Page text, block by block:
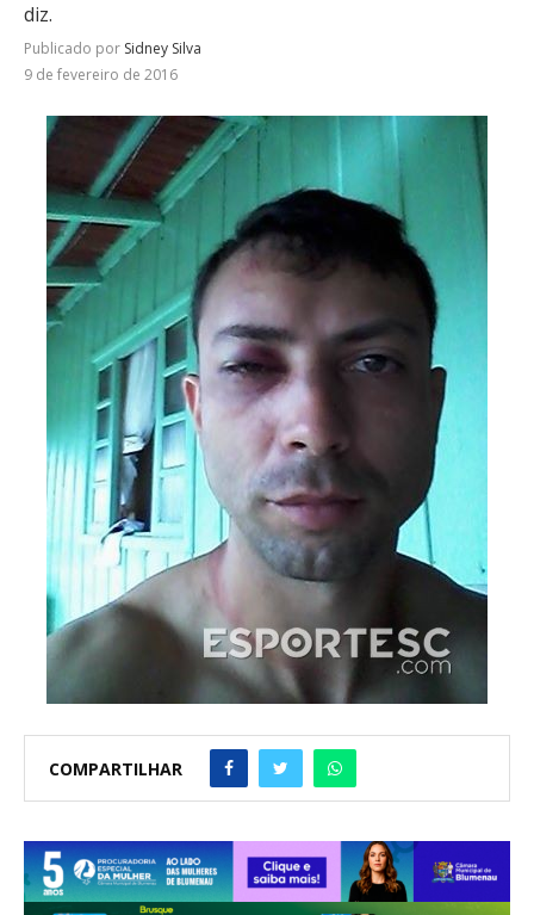
diz.
Publicado por Sidney Silva
9 de fevereiro de 2016
COMPARTILHAR